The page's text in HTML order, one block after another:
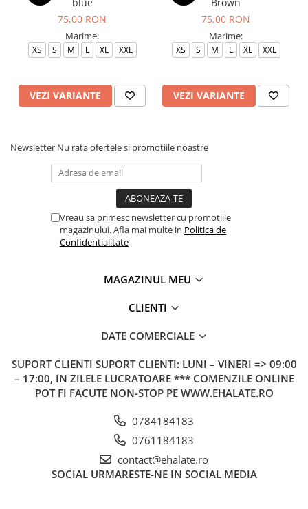
75,00 RON
Marime:
XS S M L XL XXL
VEZI VARIANTE
75,00 RON
Marime:
XS S M L XL XXL
VEZI VARIANTE
Newsletter Nu rata ofertele si promotiile noastre
Vreau sa primesc newsletter cu promotiile
magazinului. Afla mai multe in Politica de
Confidentialitate
MAGAZINUL MEU
CLIENTI
DATE COMERCIALE
SUPORT CLIENTI SUPORT CLIENTI: LUNI – VINERI => 09:00
– 17:00, IN ZILELE LUCRATOARE *** COMENZILE ONLINE
POT FI FACUTE NON-STOP PE WWW.EHALATE.RO
0784184183
0761184183
contact@ehalate.ro
SOCIAL URMARESTE-NE IN SOCIAL MEDIA